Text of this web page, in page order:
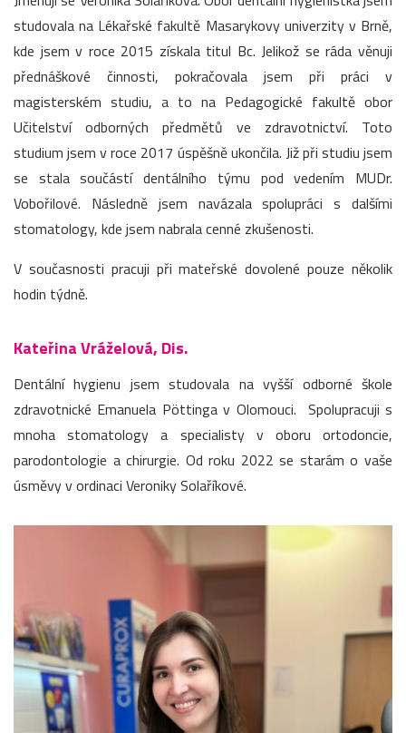
studovala na Lékařské fakultě Masarykovy univerzity v Brně,
kde jsem v roce 2015 získala titul Bc. Jelikož se ráda věnuji
přednáškové činnosti, pokračovala jsem při práci v
magisterském studiu, a to na Pedagogické fakultě obor
Učitelství odborných předmětů ve zdravotnictví. Toto
studium jsem v roce 2017 úspěšně ukončila. Již při studiu jsem
se stala součástí dentálního týmu pod vedením MUDr.
Vobořilové. Následně jsem navázala spolupráci s dalšími
stomatology, kde jsem nabrala cenné zkušenosti.
V současnosti pracuji při mateřské dovolené pouze několik
hodin týdně.
Kateřina Vráželová, Dis.
Dentální hygienu jsem studovala na vyšší odborné škole
zdravotnické Emanuela Pöttinga v Olomouci. Spolupracuji s
mnoha stomatology a specialisty v oboru ortodoncie,
parodontologie a chirurgie. Od roku 2022 se starám o vaše
úsměvy v ordinaci Veroniky Solaříkové.